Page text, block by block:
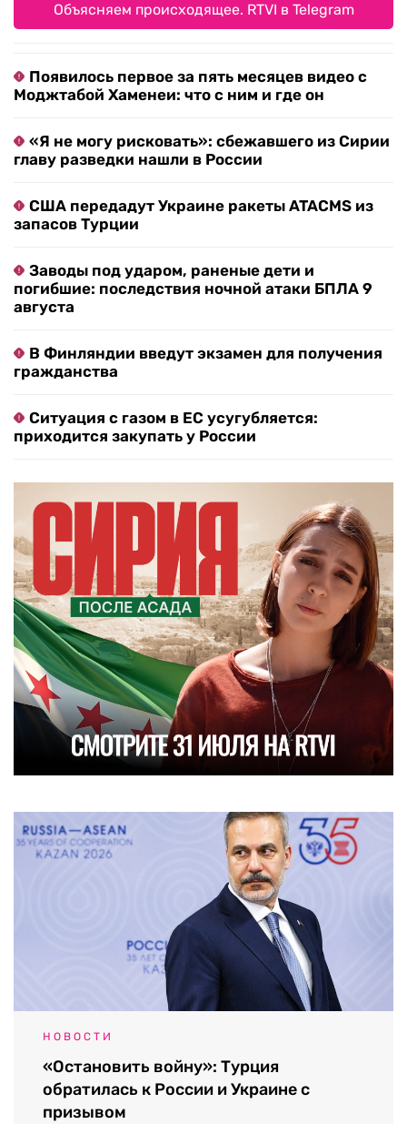
Объясняем происходящее. RTVI в Telegram
Появилось первое за пять месяцев видео с
Моджтабой Хаменеи: что с ним и где он
«Я не могу рисковать»: сбежавшего из Сирии
главу разведки нашли в России
США передадут Украине ракеты ATACMS из
запасов Турции
Заводы под ударом, раненые дети и
погибшие: последствия ночной атаки БПЛА 9
августа
В Финляндии введут экзамен для получения
гражданства
Ситуация с газом в ЕС усугубляется:
приходится закупать у России
НОВОСТИ
«Остановить войну»: Турция
обратилась к России и Украине с
призывом